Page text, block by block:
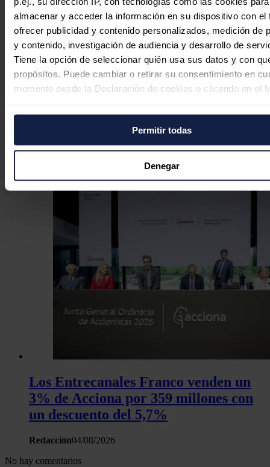
almacenar y acceder la información en su dispositivo con el
ofrecer publicidad y contenido personalizados, medición de
y contenido, investigación de audiencia y desarrollo de
Tiene la opción de seleccionar quién usa sus datos y con
propósitos. Puede cambiar o retirar su consentimiento en
momento desde la Declaración de cookies o clicando en el
Si lo permite, también quisiéramos:
Recopilar información sobre su ubicación geográfica
puede tener una precisión de varios metros
Identificar su dispositivo analizándolo activamente
características específicas (huellas digitales)
personales y establezca sus preferencias en lasección de
Puede cambiar o retirar su consentimiento en cualquier
la Declaración de cookies.
Las cookies de este sitio web se usan para personalizar el
tráfico. Además, compartimos información sobre el uso que
sitio web con nuestros partners de redes sociales,
haya proporcionado o que hayan recopilado a partir del uso
Permitir todas
Denegar
Redacción
Hyundai e Iberdrola ofrecen hasta
con la compra de un vehículo
Los Entrecanales Franco venden un
3% de Acciona por 359 millones con
un descuento del 5,7%
Redacción04/08/2026
No hay comentarios